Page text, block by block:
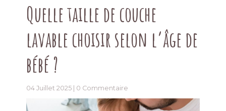
Quelle taille de couche
lavable choisir selon l’âge de
bébé ?
04 Juillet 2025 | 0 Commentaire